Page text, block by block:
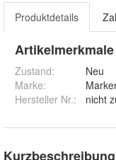
Produktdetails
Artikelmerkmale
Zustand:
Neu
Marke:
Hersteller Nr.:
nicht
Kurzbeschreibung